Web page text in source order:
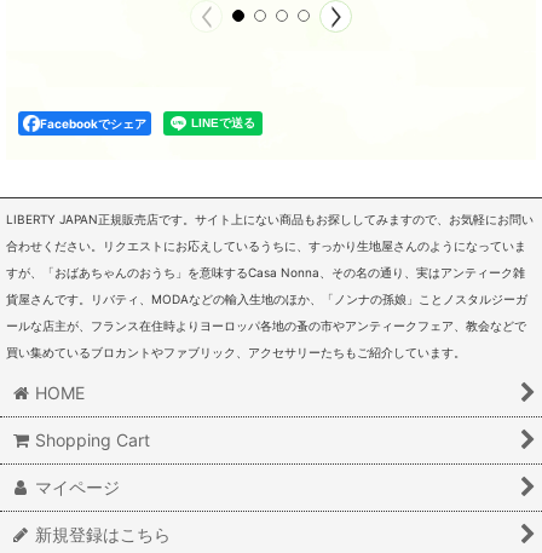
Facebookでシェア
LIBERTY JAPAN正規販売店です。サイト上にない商品もお探ししてみますので、お気軽にお問い
合わせください。リクエストにお応えしているうちに、すっかり生地屋さんのようになっていま
すが、「おばあちゃんのおうち」を意味するCasa Nonna、その名の通り、実はアンティーク雑
貨屋さんです。リバティ、MODAなどの輸入生地のほか、「ノンナの孫娘」ことノスタルジーガ
ールな店主が、フランス在住時よりヨーロッパ各地の蚤の市やアンティークフェア、教会などで
買い集めているブロカントやファブリック、アクセサリーたちもご紹介しています。
HOME
Shopping Cart
マイページ
新規登録はこちら